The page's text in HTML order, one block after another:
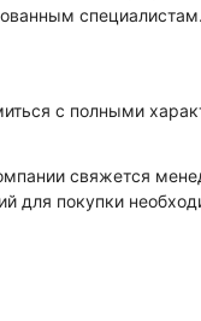
специалистам.
с полными
свяжется
для покупки